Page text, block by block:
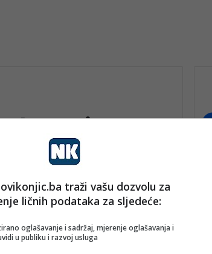
i
traži vašu dozvolu za
ličnih podataka za sljedeće:
oglašavanje i sadržaj, mjerenje oglašavanja i
u publiku i razvoj usluga